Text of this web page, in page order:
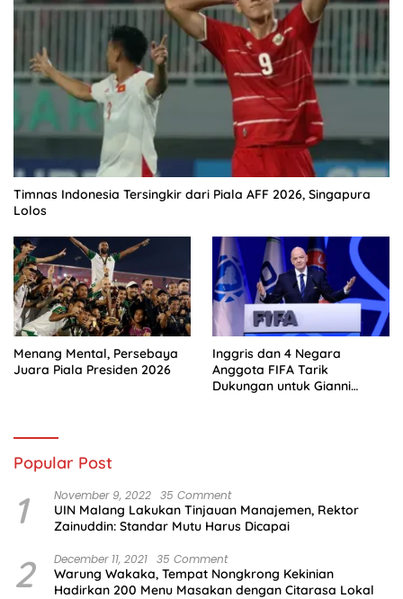
Timnas Indonesia Tersingkir dari Piala AFF 2026, Singapura
Lolos
Menang Mental, Persebaya
Juara Piala Presiden 2026
Inggris dan 4 Negara
Anggota FIFA Tarik
Dukungan untuk Gianni
Popular Post
1 November 9, 2022 35 Comment
UIN Malang Lakukan Tinjauan Manajemen, Rektor
Zainuddin: Standar Mutu Harus Dicapai
2 December 11, 2021 35 Comment
Warung Wakaka, Tempat Nongkrong Kekinian
Hadirkan 200 Menu Masakan dengan Citarasa Lokal